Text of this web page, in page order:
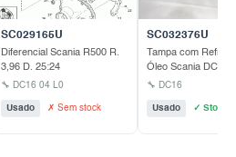
SC029165U
Diferencial Scania R500 R.
3,96 D. 25:24
🔧 DC16 04 L0
Usado ✗ Sem stock
SC032376U
Tampa com
Óleo Scania DC16
🔧 DC16
Usado ✓ Stock